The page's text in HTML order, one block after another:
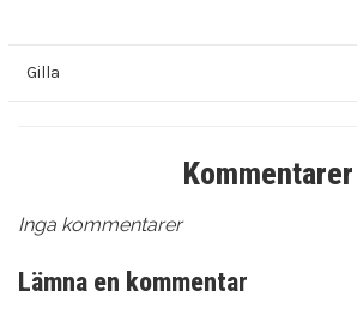
Gilla
Kommentarer
Inga kommentarer
Lämna en kommentar